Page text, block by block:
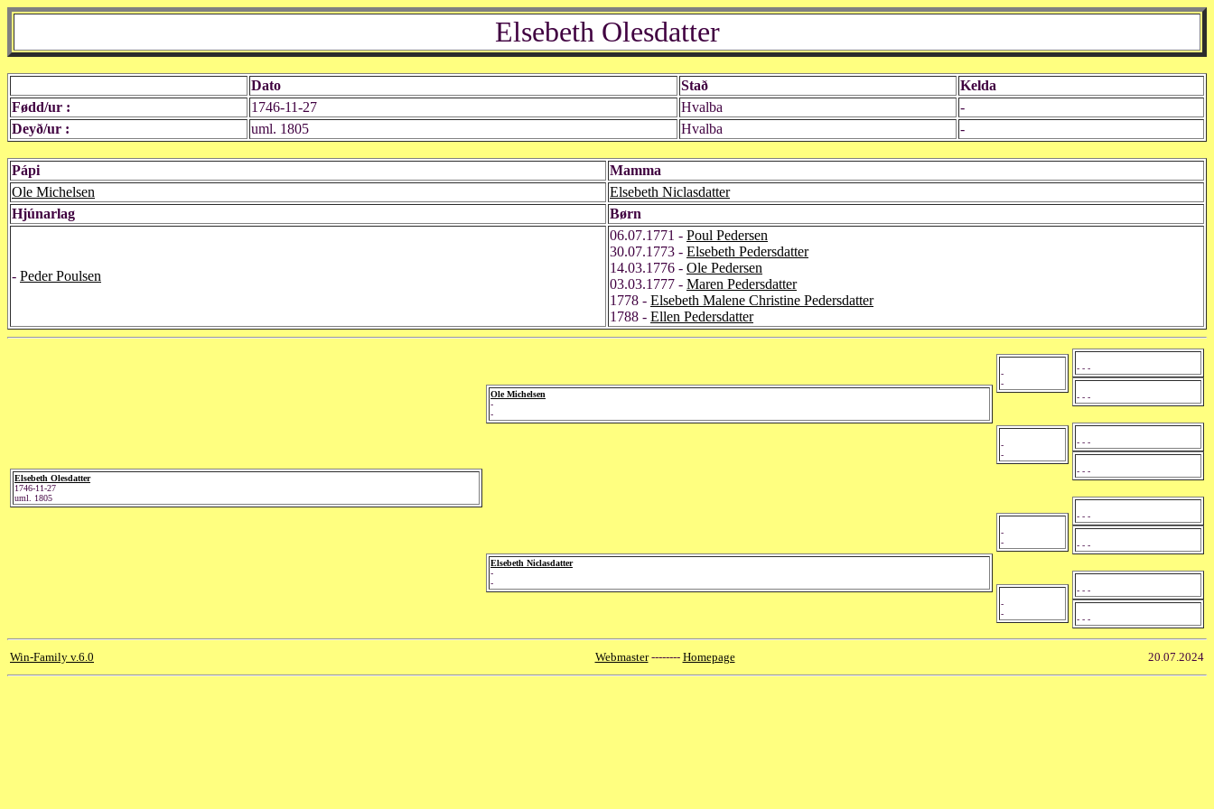
Elsebeth Olesdatter
Dato Stað
Kelda
Fødd/ur :
1746-11-27 Hvalba
-
Deyð/ur :
uml. 1805 Hvalba -
Pápi
Mamma
Ole Michelsen
Elsebeth Niclasdatter
Hjúnarlag
Børn
- Peder Poulsen
06.07.1771 - Poul Pedersen
30.07.1773 - Elsebeth Pedersdatter
14.03.1776 - Ole Pedersen
03.03.1777 - Maren Pedersdatter
1778 - Elsebeth Malene Christine Pedersdatter
1788 - Ellen Pedersdatter
Elsebeth Olesdatter
1746-11-27
uml. 1805
Ole Michelsen
-
-
Elsebeth Niclasdatter
-
-
-
-
-
-
-
-
-
-
- - -
- - -
- - -
- - -
- - -
- - -
- - -
- - -
Win-Family v.6.0 Webmaster-------- Homepage 20.07.2024